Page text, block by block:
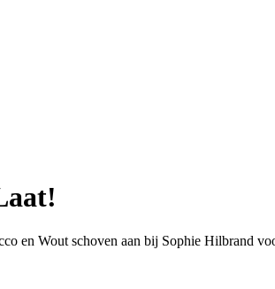
en Wout schoven aan bij Sophie Hilbrand